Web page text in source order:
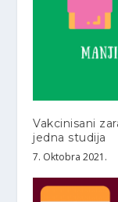
Vakcinisani
jedna studija
7. Oktobra 2021.